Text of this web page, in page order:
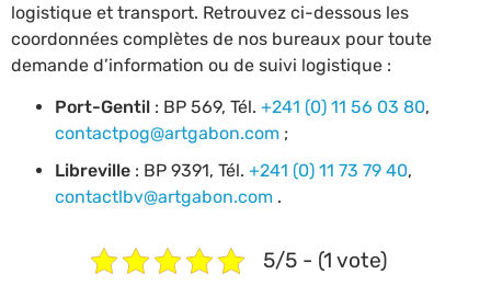
logistique et transport. Retrouvez ci-dessous les
coordonnées complètes de nos bureaux pour toute
demande d’information ou de suivi logistique :
Port-Gentil : BP 569, Tél. +241 (0) 11 56 03 80,
contactpog@artgabon.com ;
Libreville : BP 9391, Tél. +241 (0) 11 73 79 40,
contactlbv@artgabon.com .
5/5 - (1 vote)